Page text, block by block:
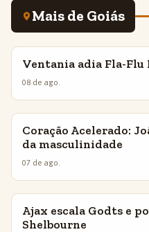
Mais de Goiás
INSIGHTS
Ventania adia Fla-
08 de ago.
INSIGHTS
Coração Acelerado:
da masculinidade
07 de ago.
INSIGHTS
Ajax escala Godts e
Shelbourne